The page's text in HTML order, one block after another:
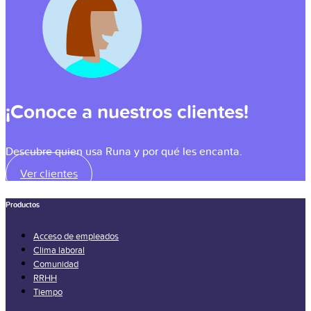
¡Conoce a nuestros clientes!
Descubre quien usa Runa y por qué les encanta.
Ver clientes
Productos
Acceso de empleados
Clima laboral
Comunidad
RRHH
Tiempo